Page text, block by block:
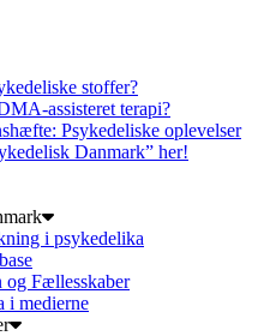
stoffer?
assisteret terapi?
Psykedeliske oplevelser
Danmark” her!
i psykedelika
og Fællesskaber
i medierne